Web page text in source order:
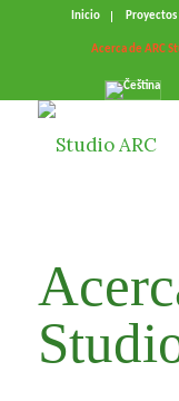
Inicio
Acerca de ARC